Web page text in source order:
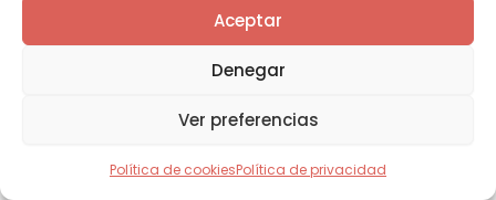
Aceptar
Denegar
Ver preferencias
Política de cookiesPolítica de privacidad